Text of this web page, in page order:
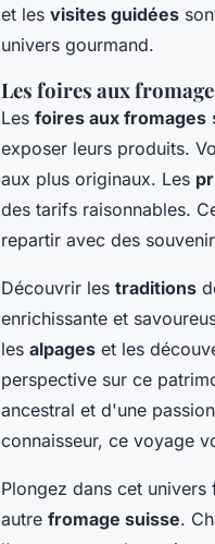
et les visites guidées
univers gourmand.
Les foires aux
Les foires aux fromages
exposer leurs produits.
aux plus originaux. Les
des tarifs raisonnables.
repartir avec des
Découvrir les traditions
enrichissante et
les alpages et les
perspective sur ce
ancestral et d'une
connaisseur, ce voyage
Plongez dans cet
autre fromage suisse.